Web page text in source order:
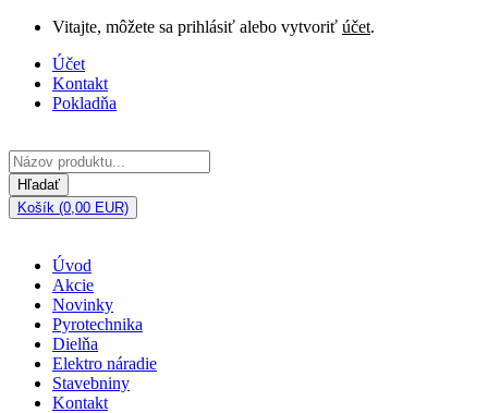
Vitajte, môžete sa prihlásiť alebo vytvoriť účet.
Účet
Kontakt
Pokladňa
Hľadať
Košík (0,00 EUR)
Úvod
Akcie
Novinky
Pyrotechnika
Dielňa
Elektro náradie
Stavebniny
Kontakt